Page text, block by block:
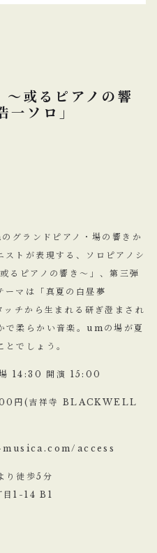
るピアノの響
ソロ」
グランドピアノ・場の響きか
ストが表現する、ソロピアノシ
ピアノの響き～」、第三弾
ーマは「真夏の白昼夢
から生まれる研ぎ澄まされ
で柔らかい音楽。umの場が夏
でしょう。
14:30 開演 15:00
円(吉祥寺 BLACKWELL
access
徒歩5分
1-14 B1